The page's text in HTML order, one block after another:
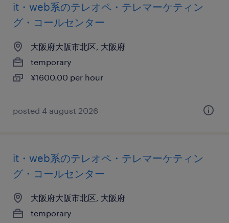
it・web系のテレオペ・テレマーケティン
グ・コールセンター
大阪府大阪市北区, 大阪府
temporary
¥1600.00 per hour
posted 4 august 2026
it・web系のテレオペ・テレマーケティン
グ・コールセンター
大阪府大阪市北区, 大阪府
temporary